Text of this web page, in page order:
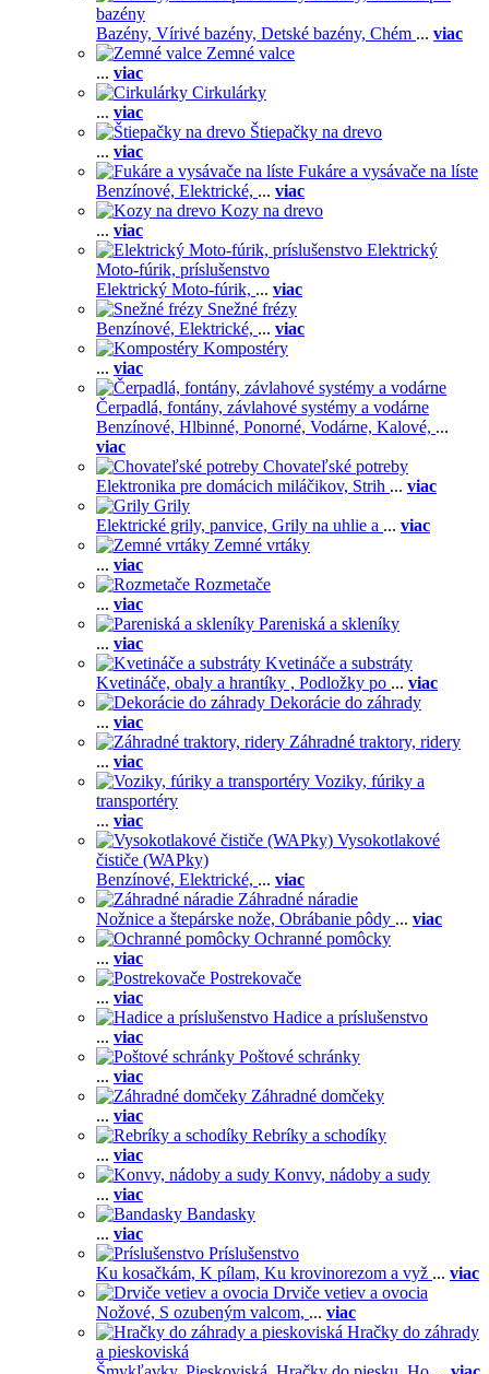
bazény
Bazény, Vírivé bazény, Detské bazény, Chém ... viac
Zemné valce
... viac
Cirkulárky
... viac
Štiepačky na drevo
... viac
Fukáre a vysávače na líste
Benzínové, Elektrické, ... viac
Kozy na drevo
... viac
Elektrický
Moto-fúrik, príslušenstvo
Elektrický Moto-fúrik, ... viac
Snežné frézy
Benzínové, Elektrické, ... viac
Kompostéry
... viac
Čerpadlá, fontány, závlahové systémy a vodárne
Benzínové, Hlbinné, Ponorné, Vodárne, Kalové, ...
viac
Chovateľské potreby
Elektronika pre domácich miláčikov, Strih ... viac
Grily
Elektrické grily, panvice, Grily na uhlie a ... viac
Zemné vrtáky
... viac
Rozmetače
... viac
Pareniská a skleníky
... viac
Kvetináče a substráty
Kvetináče, obaly a hrantíky , Podložky po ... viac
Dekorácie do záhrady
... viac
Záhradné traktory, ridery
... viac
Voziky, fúriky a
transportéry
... viac
Vysokotlakové
čističe (WAPky)
Benzínové, Elektrické, ... viac
Záhradné náradie
Nožnice a štepárske nože, Obrábanie pôdy ... viac
Ochranné pomôcky
... viac
Postrekovače
... viac
Hadice a príslušenstvo
... viac
Poštové schránky
... viac
Záhradné domčeky
... viac
Rebríky a schodíky
... viac
Konvy, nádoby a sudy
... viac
Bandasky
... viac
Príslušenstvo
Ku kosačkám, K pílam, Ku krovinorezom a vyž ... viac
Drviče vetiev a ovocia
Nožové, S ozubeným valcom, ... viac
Hračky do záhrady
a pieskoviská